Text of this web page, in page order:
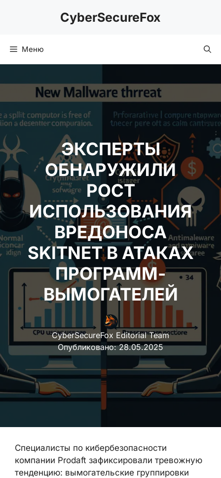
CyberSecureFox
Меню
ЭКСПЕРТЫ
ОБНАРУЖИЛИ
РОСТ
ИСПОЛЬЗОВАНИЯ
ВРЕДОНОСА
SKITNET В АТАКАХ
ПРОГРАММ-
ВЫМОГАТЕЛЕЙ
CyberSecureFox Editorial Team
Опубликовано:28.05.2025
Специалисты по кибербезопасности
компании Prodaft зафиксировали тревожную
тенденцию: вымогательские группировки